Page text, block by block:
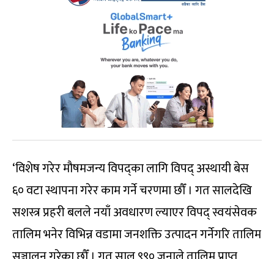
‘विशेष गरेर मौषमजन्य विपद्का लागि विपद् अस्थायी बेस
६० वटा स्थापना गरेर काम गर्ने चरणमा छौँ । गत सालदेखि
सशस्त्र प्रहरी बलले नयाँ अवधारण ल्याएर विपद् स्वयंसेवक
तालिम भनेर विभिन्न वडामा जनशक्ति उत्पादन गर्नेगरि तालिम